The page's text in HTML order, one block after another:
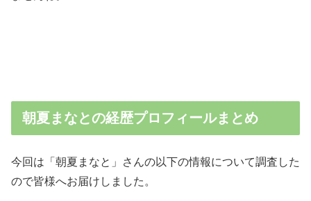
朝夏まなとの経歴プロフィールまとめ
今回は「朝夏まなと」さんの以下の情報について調査した
ので皆様へお届けしました。